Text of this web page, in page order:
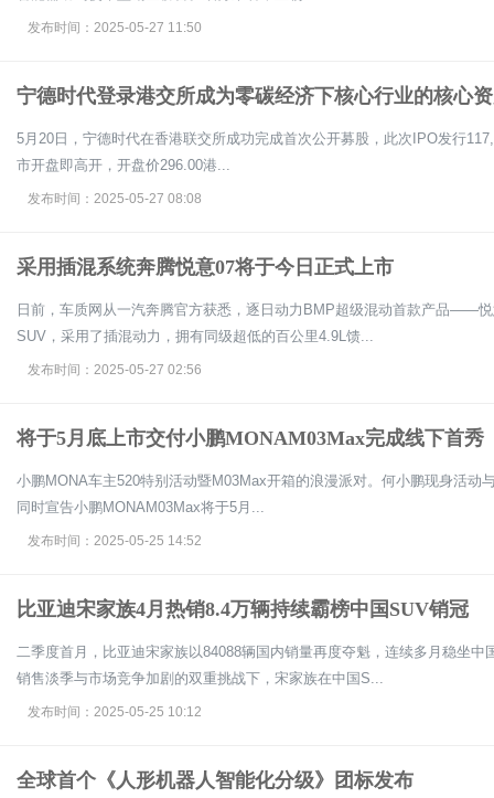
发布时间：2025-05-27 11:50
宁德时代登录港交所成为零碳经济下核心行业的核心
5月20日，宁德时代在香港联交所成功完成首次公开募股，此次IPO发行
市开盘即高开，开盘价296.00港...
发布时间：2025-05-27 08:08
采用插混系统奔腾悦意07将于今日正式上市
日前，车质网从一汽奔腾官方获悉，逐日动力BMP超级混动首款产品——
SUV，采用了插混动力，拥有同级超低的百公里4.9L馈...
发布时间：2025-05-27 02:56
将于5月底上市交付小鹏MONAM03Max完成线下首秀
小鹏MONA车主520特别活动暨M03Max开箱的浪漫派对。何小鹏现身活动
同时宣告小鹏MONAM03Max将于5月...
发布时间：2025-05-25 14:52
比亚迪宋家族4月热销8.4万辆持续霸榜中国SUV销冠
二季度首月，比亚迪宋家族以84088辆国内销量再度夺魁，连续多月稳坐
销售淡季与市场竞争加剧的双重挑战下，宋家族在中国S...
发布时间：2025-05-25 10:12
全球首个《人形机器人智能化分级》团标发布